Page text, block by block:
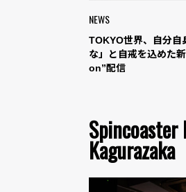
NEWS
TOKYO世界、自分自
な」と自戒を込めた
on”配信
Spincoaster
Kagurazaka